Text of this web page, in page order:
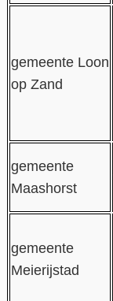
gemeente Loon
op Zand
gemeente
Maashorst
gemeente
Meierijstad